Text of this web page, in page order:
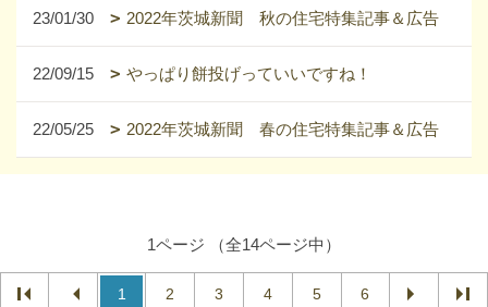
23/01/30 2022年茨城新聞 秋の住宅特集記事＆広告
22/09/15 やっぱり餅投げっていいですね！
22/05/25 2022年茨城新聞 春の住宅特集記事＆広告
1ページ （全14ページ中）
1 2 3 4 5 6